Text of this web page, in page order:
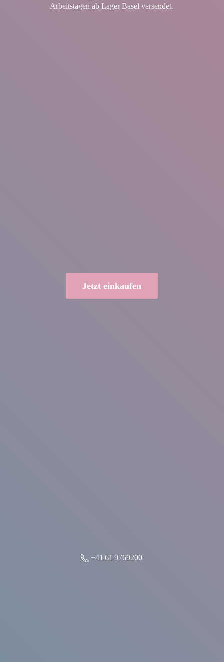
Arbeitstagen ab LagerBasel versendet.
Jetzt einkaufen
+41 61 9769200